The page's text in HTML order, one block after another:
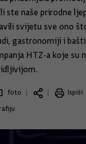
ste naše prirodne
svijetu sve ono
gastronomiji i
HTZ-a koje su
foto
Ispiši